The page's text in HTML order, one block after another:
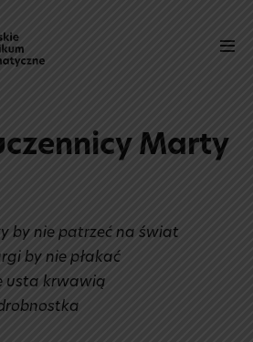
Marty
by nie patrzeć na świat
by nie płakać
usta krwawią